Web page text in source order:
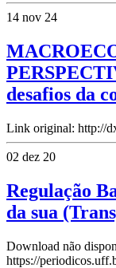
14 nov 24
desafios da
Link original: http://
02 dez 20
Regulação
da sua
Download não
https://